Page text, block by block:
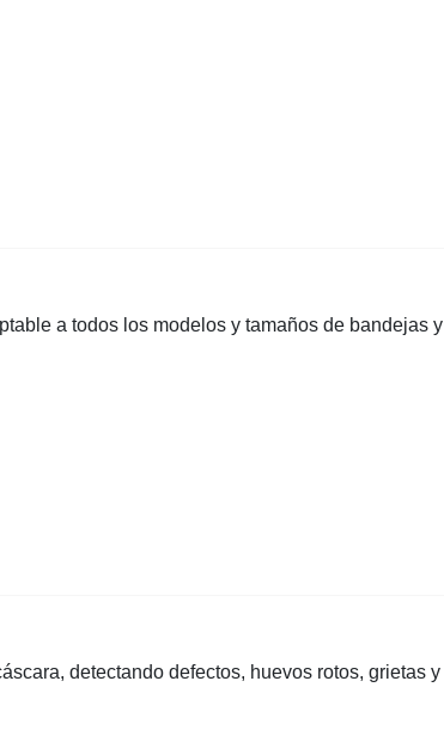
a todos los modelos y tamaños de bandejas y
detectando defectos, huevos rotos, grietas y